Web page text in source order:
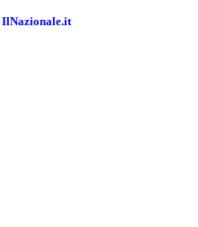
IlNazionale.it